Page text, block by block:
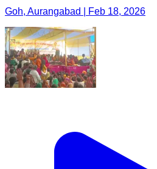
Goh, Aurangabad | Feb 18, 2026